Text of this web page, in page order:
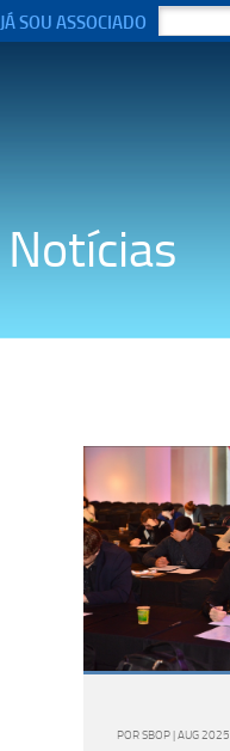
JÁ SOU ASSOCIADO
Notícias
POR SBOP | AUG 2025